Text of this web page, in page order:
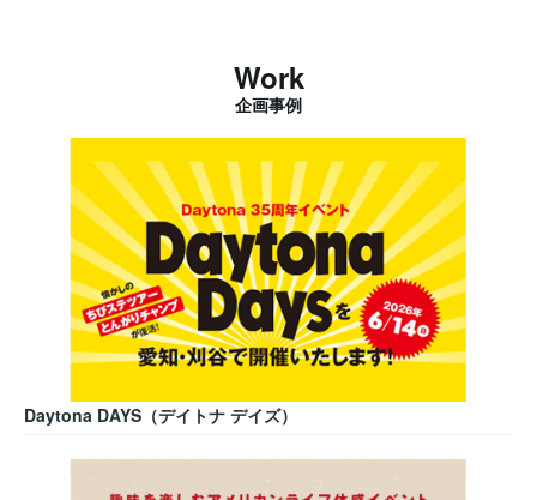
Work
企画事例
Daytona DAYS（デイトナ デイズ）